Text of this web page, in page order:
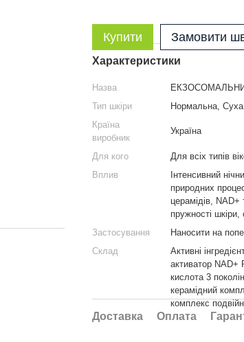
Купити Замовити
Характеристики
Назва
Тип шкіри
Нормальна,
Країна
виробник
Україна
Для кого
Для всіх типів
Вплив
Інтенсивний
природних
церамідів,
пружності
Застосування
Наносити на
Склад
Активні
активатор NAD+
кислота 3
керамідний
комплекс
Доставка Оплата